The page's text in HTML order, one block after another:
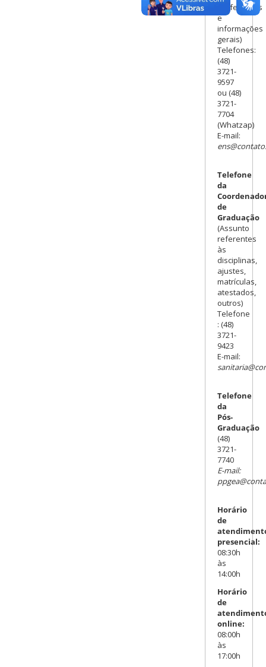
professores
e
informações
gerais)
Telefones:
(48)
3721-
9597
ou (48)
3721-
7704
(Whatzap)
E-mail:
Telefone
da
de
Graduação
(Assunto
referentes
às
disciplinas,
ajustes,
matrículas,
atestados,
outros)
Telefone
: (48)
3721-
9423
E-mail:
Telefone
da
Pós-
Graduação
(48)
3721-
7740
E-mail:
Horário
de
presencial:
08:30h
às
14:00h
Horário
de
online:
08:00h
às
17:00h